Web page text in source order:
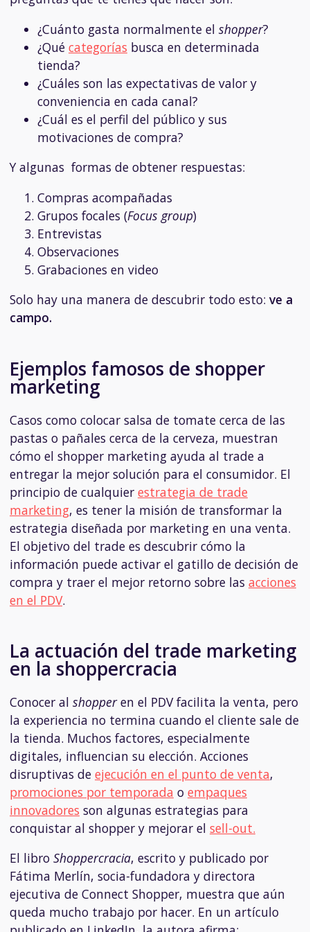
¿Cuánto gasta normalmente el shopper?
¿Qué categorías busca en determinada
tienda?
¿Cuáles son las expectativas de valor y
conveniencia en cada canal?
¿Cuál es el perfil del público y sus
motivaciones de compra?
Y algunas formas de obtener respuestas:
Compras acompañadas
Grupos focales (Focus group)
Entrevistas
Observaciones
Grabaciones en video
Solo hay una manera de descubrir todo esto: ve a
campo.
Ejemplos famosos de shopper
marketing
Casos como colocar salsa de tomate cerca de las
pastas o pañales cerca de la cerveza, muestran
cómo el shopper marketing ayuda al trade a
entregar la mejor solución para el consumidor. El
principio de cualquier estrategia de trade
marketing, es tener la misión de transformar la
estrategia diseñada por marketing en una venta.
El objetivo del trade es descubrir cómo la
información puede activar el gatillo de decisión de
compra y traer el mejor retorno sobre las acciones
en el PDV.
La actuación del trade marketing
en la shoppercracia
Conocer al shopperen el PDV facilita la venta, pero
la experiencia no termina cuando el cliente sale de
la tienda. Muchos factores, especialmente
digitales, influencian su elección. Acciones
disruptivas de ejecución en el punto de venta,
promociones por temporada o empaques
innovadores son algunas estrategias para
conquistar al shopper y mejorar el sell-out.
El libro Shoppercracia, escrito y publicado por
Fátima Merlín, socia-fundadora y directora
ejecutiva de Connect Shopper, muestra que aún
queda mucho trabajo por hacer. En un artículo